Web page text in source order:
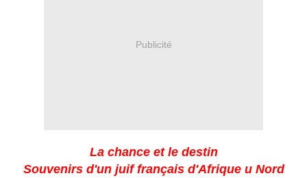
Publicité
La chance et le destin
Souvenirs d'un juif français d'Afrique u Nord